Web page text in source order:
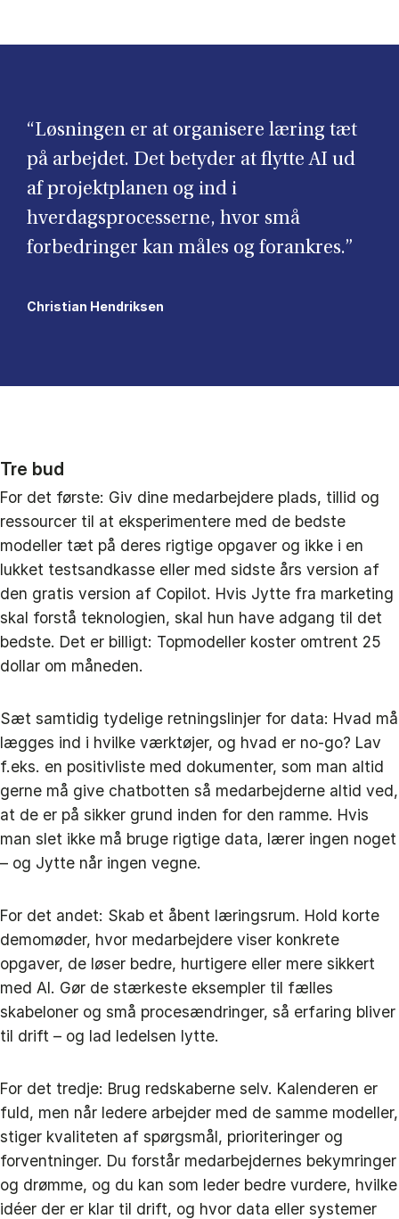
“Løsningen er at organisere læring tæt
på arbejdet. Det betyder at flytte AI ud
af projektplanen og ind i
hverdagsprocesserne, hvor små
forbedringer kan måles og forankres.”
Christian Hendriksen
Tre bud
For det første: Giv dine medarbejdere plads, tillid og
ressourcer til at eksperimentere med de bedste
modeller tæt på deres rigtige opgaver og ikke i en
lukket testsandkasse eller med sidste års version af
den gratis version af Copilot. Hvis Jytte fra marketing
skal forstå teknologien, skal hun have adgang til det
bedste. Det er billigt: Topmodeller koster omtrent 25
dollar om måneden.
Sæt samtidig tydelige retningslinjer for data: Hvad må
lægges ind i hvilke værktøjer, og hvad er no‑go? Lav
f.eks. en positivliste med dokumenter, som man altid
gerne må give chatbotten så medarbejderne altid ved,
at de er på sikker grund inden for den ramme. Hvis
man slet ikke må bruge rigtige data, lærer ingen noget
– og Jytte når ingen vegne.
For det andet: Skab et åbent læringsrum. Hold korte
demomøder, hvor medarbejdere viser konkrete
opgaver, de løser bedre, hurtigere eller mere sikkert
med AI. Gør de stærkeste eksempler til fælles
skabeloner og små procesændringer, så erfaring bliver
til drift – og lad ledelsen lytte.
For det tredje: Brug redskaberne selv. Kalenderen er
fuld, men når ledere arbejder med de samme modeller,
stiger kvaliteten af spørgsmål, prioriteringer og
forventninger. Du forstår medarbejdernes bekymringer
og drømme, og du kan som leder bedre vurdere, hvilke
idéer der er klar til drift, og hvor data eller systemer